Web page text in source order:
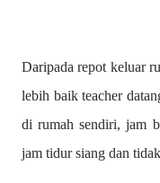
Daripada repot keluar
lebih baik teacher
di rumah sendiri, jam
jam tidur siang dan